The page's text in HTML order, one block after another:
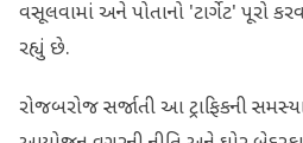
વસૂલવામાં અને પોતાનો 'ટાર્ગેટ' પૂરો
રહ્યું છે.
​રોજબરોજ સર્જાતી આ ટ્રાફિકની સમસ્યા